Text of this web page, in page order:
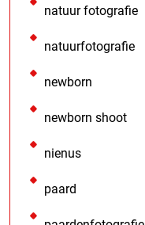
natuur fotografie
natuurfotografie
newborn
newborn shoot
nienus
paard